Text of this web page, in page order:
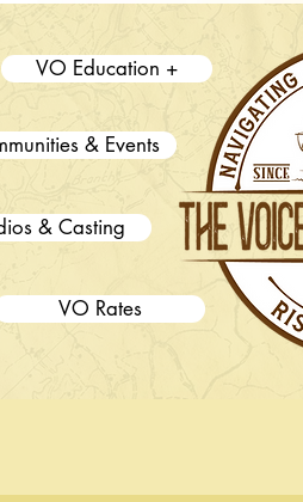
VO Education +
& Casting
& Events
VO Rates